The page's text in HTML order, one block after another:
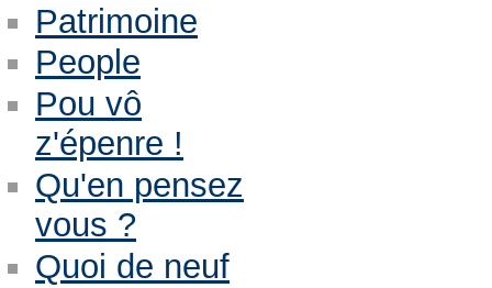
Patrimoine
People
Pou vô
z'épenre !
Qu'en pensez
vous ?
Quoi de neuf